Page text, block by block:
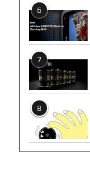
6
7
8